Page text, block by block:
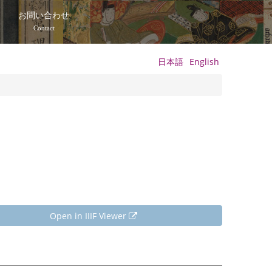
お問い合わせ
Contact
日本語 English
Open in IIIF Viewer